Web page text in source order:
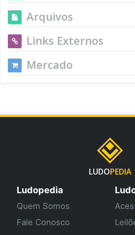
Arquivos
Links Externos
Mercado
LUDOPEDIA
Ludopedia
Quem Somos
Fale Conosco